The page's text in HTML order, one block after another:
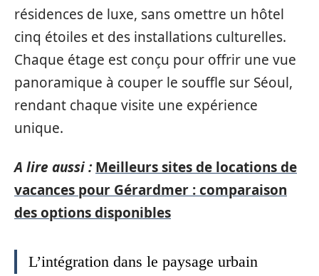
résidences de luxe, sans omettre un hôtel
cinq étoiles et des installations culturelles.
Chaque étage est conçu pour offrir une vue
panoramique à couper le souffle sur Séoul,
rendant chaque visite une expérience
unique.
A lire aussi : Meilleurs sites de locations de
vacances pour Gérardmer : comparaison
des options disponibles
L’intégration dans le paysage urbain